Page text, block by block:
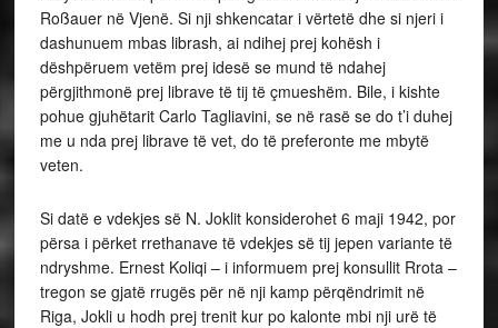
Roßauer në Vjenë. Si nji shkencatar i vërtetë dhe si njeri i
dashunuem mbas librash, ai ndihej prej kohësh i
dëshpëruem vetëm prej idesë se mund të ndahej
përgjithmonë prej librave të tij të çmueshëm. Bile, i kishte
pohue gjuhëtarit Carlo Tagliavini, se në rasë se do t’i duhej
me u nda prej librave të vet, do të preferonte me mbytë
veten.
Si datë e vdekjes së N. Joklit konsiderohet 6 maji 1942, por
përsa i përket rrethanave të vdekjes së tij jepen variante të
ndryshme. Ernest Koliqi – i informuem prej konsullit Rrota –
tregon se gjatë rrugës për në nji kamp përqëndrimit në
Riga, Jokli u hodh prej trenit kur po kalonte mbi nji urë të